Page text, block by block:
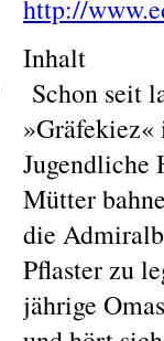
http://
Inhalt
Schon seit
Jugendliche
Mütter
die
Pflaster zu
jährige